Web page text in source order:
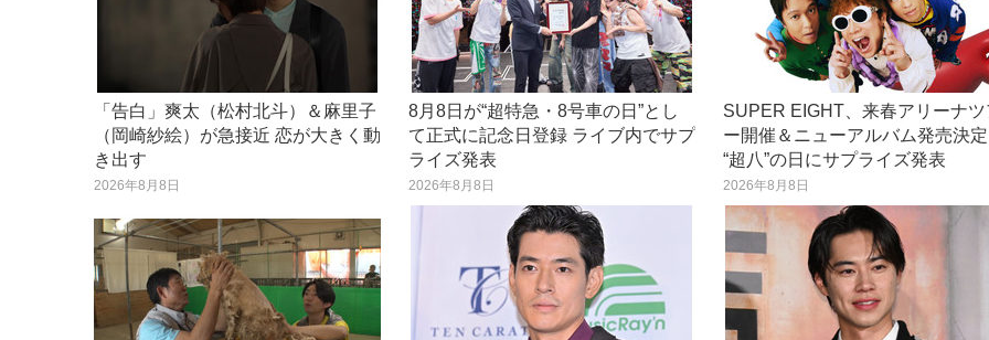
「告白」爽太（松村北斗）＆麻里子
（岡崎紗絵）が急接近 恋が大きく動
き出す
2026年8月8日
8月8日が“超特急・8号車の日”とし
て正式に記念日登録 ライブ内でサプ
ライズ発表
2026年8月8日
SUPER EIGHT、来春アリーナ
ー開催＆ニューアルバム発売決定
“超八”の日にサプライズ発表
2026年8月8日